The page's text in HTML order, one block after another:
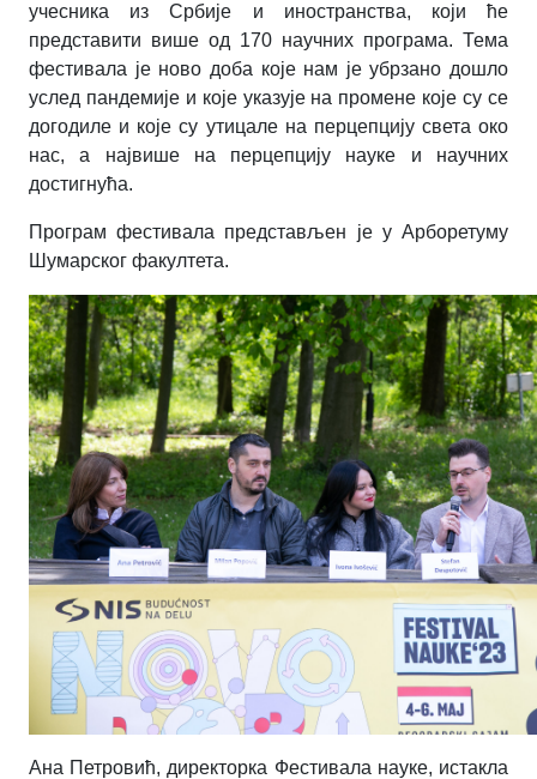
учесника из Србије и иностранства, који ће
представити више од 170 научних програма. Тема
фестивала је ново доба које нам је убрзано дошло
услед пандемије и које указује на промене које су се
догодиле и које су утицале на перцепцију света око
нас, а највише на перцепцију науке и научних
достигнућа.
Програм фестивала представљен је у Арборетуму
Шумарског факултета.
Ана Петровић, директорка Фестивала науке, истакла